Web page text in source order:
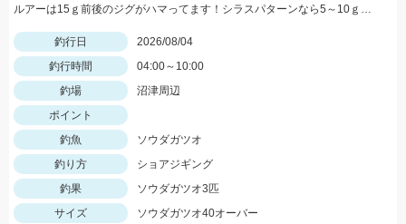
ルアーは15ｇ前後のジグがハマってます！シラスパターンなら5～10ｇのジグが強いです！ＳＬＳで狙うのがおすすめ！
釣行日
2026/08/04
釣行時間
04:00～10:00
釣場
沼津周辺
ポイント
釣魚
ソウダガツオ
釣り方
ショアジギング
釣果
ソウダガツオ3匹
サイズ
ソウダガツオ40オーバー